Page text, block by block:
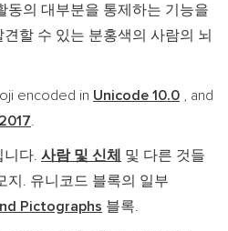
동의 대부분을 통제하는 기능을
할 수 있는 분홍색의 사람의 뇌
encoded in Unicode 10.0 , and
2017.
니다. 사람 및 신체 및 다른 것들
지. 유니코드 블록의 일부
Pictographs 블록.